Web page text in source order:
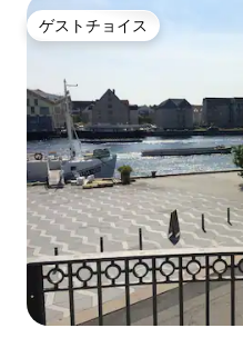
ゲストチョイス
ゲストチョイス